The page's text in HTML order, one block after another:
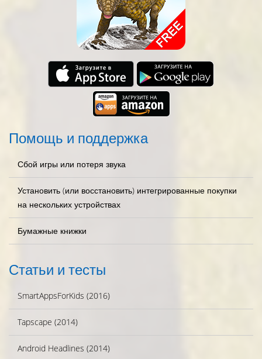
Помощь и поддержка
Сбой игры или потеря звука
Установить (или восстановить) интегрированные покупки
на нескольких устройствах
Бумажные книжки
Статьи и тесты
SmartAppsForKids (2016)
Tapscape (2014)
Android Headlines (2014)